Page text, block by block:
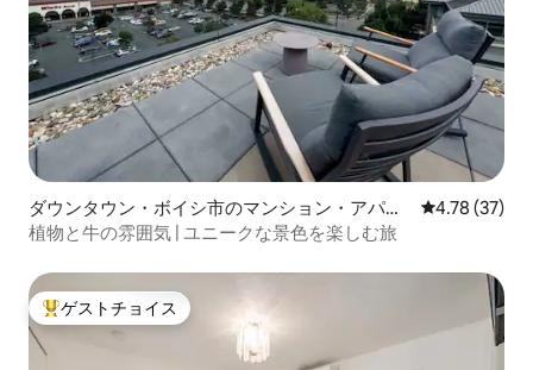
ダウンタウン・ボイシ市のマンション・アパー
ト
レビュー37
4.78 (37)
植物と牛の雰囲気 | ユニークな景色を楽しむ旅
大好評のゲストチョイスです。
ゲストチョイス